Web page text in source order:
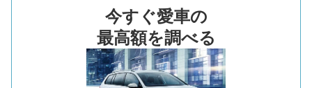
今すぐ愛車の
最高額を調べる